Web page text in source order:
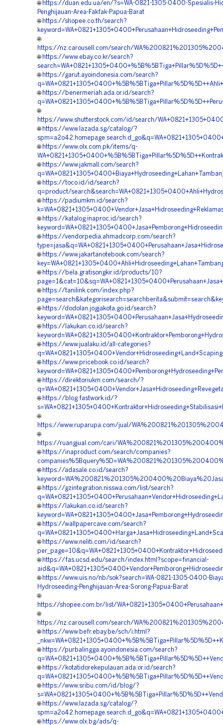
🌐 https://duan.edu.ua/en/?s=WA-0821-1305-0400-Spesialis-
Penghijauan-Area-Fakfak-Papua-Barat
🌐 https://shopee.co.th/search?
🌐
https://nz.carousell.com/search/
🌐 https://www.ebay.co.kr/search?
🌐 https://garut.ayoindonesia.com/search?
🌐 https://benermeriah.ada.or.id/search?
🌐
https://www.shutterstock.com/id/search/
🌐 https://www.lazada.sg/catalog/?
🌐 https://www.olx.com.pk/items/q-
🌐 https://www.jakmall.com/search?
🌐 https://toco.id/id/search?
q=product/
🌐 https://padiumkm.id/search?
🌐 https://katalog.inaproc.id/search?
🌐 https://vendorpedia.ahmadcorp.com/search?
🌐 https://www.jakartanotebook.com/search?
🌐 https://bela.gratisongkir.id/products/10?
🌐 https://tanilink.com/index.php?
🌐 https://dodolan.jogjakota.go.id/search?
🌐 https://lakukan.co.id/search?
🌐 https://www.jualaku.id/all-categories?
🌐 https://www.pricebook.co.id/search?
🌐 https://direktoriukm.com/search/?
🌐 https://blog.fastwork.id/?
🌐
https://www.ruparupa.com/jual/
🌐
https://ruangjual.com/cari/
🌐 https://inaproduct.com/search/companies?
🌐 https://adasale.co.id/search?
🌐 https://gzintegration.nisswa.com/list/search?
🌐 https://lakukan.co.id/search?
🌐 https://wallpapercave.com/search?
🌐 https://www.neliti.com/id/search?
🌐 https://fas.ucsd.edu/search/index.html?scope=financial-
🌐 https://www.uis.no/nb/sok?search=WA-0821-1305-0400-
Hydroseeding-Penghijauan-Area-Sorong-Papua-Barat
🌐
https://shopee.com.br/list/
🌐
https://nz.carousell.com/search/
🌐 https://www.befr.ebay.be/sch/i.html?
🌐 https://purbalingga.ayoindonesia.com/search?
🌐 https://kotatidorekepulauan.ada.or.id/search?
🌐 https://www.sribu.com/id/blog/?
🌐 https://www.lazada.sg/catalog/?
🌐 https://www.olx.bg/ads/q-